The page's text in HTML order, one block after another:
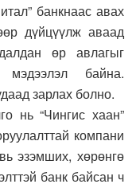
банкнаас авах
дүйцүүлж аваад
өр авлагыг
мэдээлэл байна.
зарлах болно.
нь “Чингис хаан”
компани
эзэмших, хөрөнгө
банк байсан ч